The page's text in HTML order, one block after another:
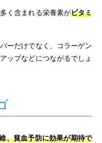
く含まれる栄養素がビタミ
ーだけでなく、コラーゲン
ップなどにつながるでしょ
、貧血予防に効果が期待で